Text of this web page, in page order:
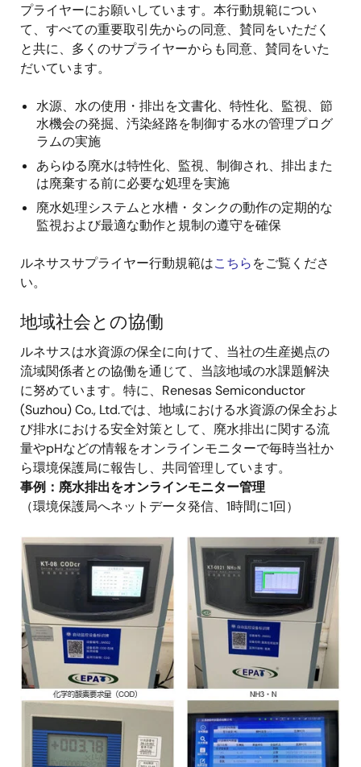
プライヤーにお願いしています。本行動規範につい
て、すべての重要取引先からの同意、賛同をいただく
と共に、多くのサプライヤーからも同意、賛同をいた
だいています。
水源、水の使用・排出を文書化、特性化、監視、節
水機会の発掘、汚染経路を制御する水の管理プログ
ラムの実施
あらゆる廃水は特性化、監視、制御され、排出また
は廃棄する前に必要な処理を実施
廃水処理システムと水槽・タンクの動作の定期的な
監視および最適な動作と規制の遵守を確保
ルネサスサプライヤー行動規範はこちらをご覧くださ
い。
地域社会との協働
ルネサスは水資源の保全に向けて、当社の生産拠点の
流域関係者との協働を通じて、当該地域の水課題解決
に努めています。特に、Renesas Semiconductor
(Suzhou) Co., Ltd.では、地域における水資源の保全およ
び排水における安全対策として、廃水排出に関する流
量やpHなどの情報をオンラインモニターで毎時当社か
ら環境保護局に報告し、共同管理しています。
事例：廃水排出をオンラインモニター管理
（環境保護局へネットデータ発信、1時間に1回）
画
像